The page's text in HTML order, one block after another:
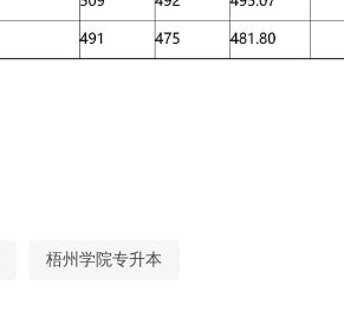
梧州学院专升本